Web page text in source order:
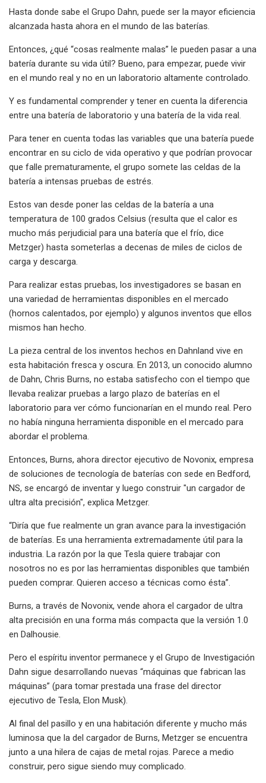
Hasta donde sabe el Grupo Dahn, puede ser la mayor eficiencia
alcanzada hasta ahora en el mundo de las baterías.
Entonces, ¿qué “cosas realmente malas” le pueden pasar a una
batería durante su vida útil? Bueno, para empezar, puede vivir
en el mundo real y no en un laboratorio altamente controlado.
Y es fundamental comprender y tener en cuenta la diferencia
entre una batería de laboratorio y una batería de la vida real.
Para tener en cuenta todas las variables que una batería puede
encontrar en su ciclo de vida operativo y que podrían provocar
que falle prematuramente, el grupo somete las celdas de la
batería a intensas pruebas de estrés.
Estos van desde poner las celdas de la batería a una
temperatura de 100 grados Celsius (resulta que el calor es
mucho más perjudicial para una batería que el frío, dice
Metzger) hasta someterlas a decenas de miles de ciclos de
carga y descarga.
Para realizar estas pruebas, los investigadores se basan en
una variedad de herramientas disponibles en el mercado
(hornos calentados, por ejemplo) y algunos inventos que ellos
mismos han hecho.
La pieza central de los inventos hechos en Dahnland vive en
esta habitación fresca y oscura. En 2013, un conocido alumno
de Dahn, Chris Burns, no estaba satisfecho con el tiempo que
llevaba realizar pruebas a largo plazo de baterías en el
laboratorio para ver cómo funcionarían en el mundo real. Pero
no había ninguna herramienta disponible en el mercado para
abordar el problema.
Entonces, Burns, ahora director ejecutivo de Novonix, empresa
de soluciones de tecnología de baterías con sede en Bedford,
NS, se encargó de inventar y luego construir "un cargador de
ultra alta precisión", explica Metzger.
“Diría que fue realmente un gran avance para la investigación
de baterías. Es una herramienta extremadamente útil para la
industria. La razón por la que Tesla quiere trabajar con
nosotros no es por las herramientas disponibles que también
pueden comprar. Quieren acceso a técnicas como ésta”.
Burns, a través de Novonix, vende ahora el cargador de ultra
alta precisión en una forma más compacta que la versión 1.0
en Dalhousie.
Pero el espíritu inventor permanece y el Grupo de Investigación
Dahn sigue desarrollando nuevas “máquinas que fabrican las
máquinas” (para tomar prestada una frase del director
ejecutivo de Tesla, Elon Musk).
Al final del pasillo y en una habitación diferente y mucho más
luminosa que la del cargador de Burns, Metzger se encuentra
junto a una hilera de cajas de metal rojas. Parece a medio
construir, pero sigue siendo muy complicado.